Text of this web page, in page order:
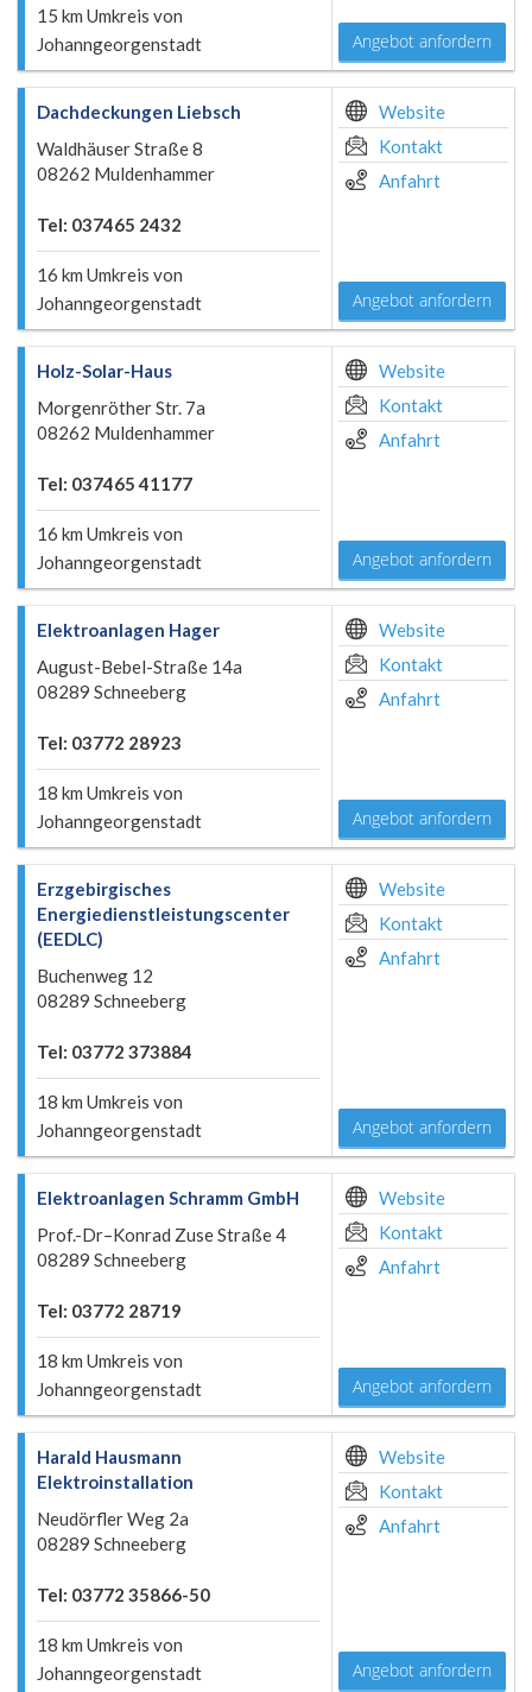
15 km Umkreis von
Johanngeorgenstadt
Angebot anfordern
Dachdeckungen Liebsch
Waldhäuser Straße 8
08262 Muldenhammer
Tel: 037465 2432
16 km Umkreis von
Johanngeorgenstadt
Website
Kontakt
Anfahrt
Angebot anfordern
Holz-Solar-Haus
Morgenröther Str. 7a
08262 Muldenhammer
Tel: 037465 41177
16 km Umkreis von
Johanngeorgenstadt
Website
Kontakt
Anfahrt
Angebot anfordern
Elektroanlagen Hager
August-Bebel-Straße 14a
08289 Schneeberg
Tel: 03772 28923
18 km Umkreis von
Johanngeorgenstadt
Website
Kontakt
Anfahrt
Angebot anfordern
Erzgebirgisches
Energiedienstleistungscenter
(EEDLC)
Buchenweg 12
08289 Schneeberg
Tel: 03772 373884
18 km Umkreis von
Johanngeorgenstadt
Website
Kontakt
Anfahrt
Angebot anfordern
Elektroanlagen Schramm GmbH
Prof.-Dr–Konrad Zuse Straße 4
08289 Schneeberg
Tel: 03772 28719
18 km Umkreis von
Johanngeorgenstadt
Website
Kontakt
Anfahrt
Angebot anfordern
Harald Hausmann
Elektroinstallation
Neudörfler Weg 2a
08289 Schneeberg
Tel: 03772 35866-50
18 km Umkreis von
Johanngeorgenstadt
Website
Kontakt
Anfahrt
Angebot anfordern